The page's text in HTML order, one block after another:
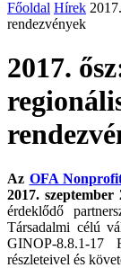
Főoldal Hírek
rendezvények
2017.
Az OFA
2017.
érdeklődő
Társadalmi célú
GINOP-8.8.1-17
részleteivel és